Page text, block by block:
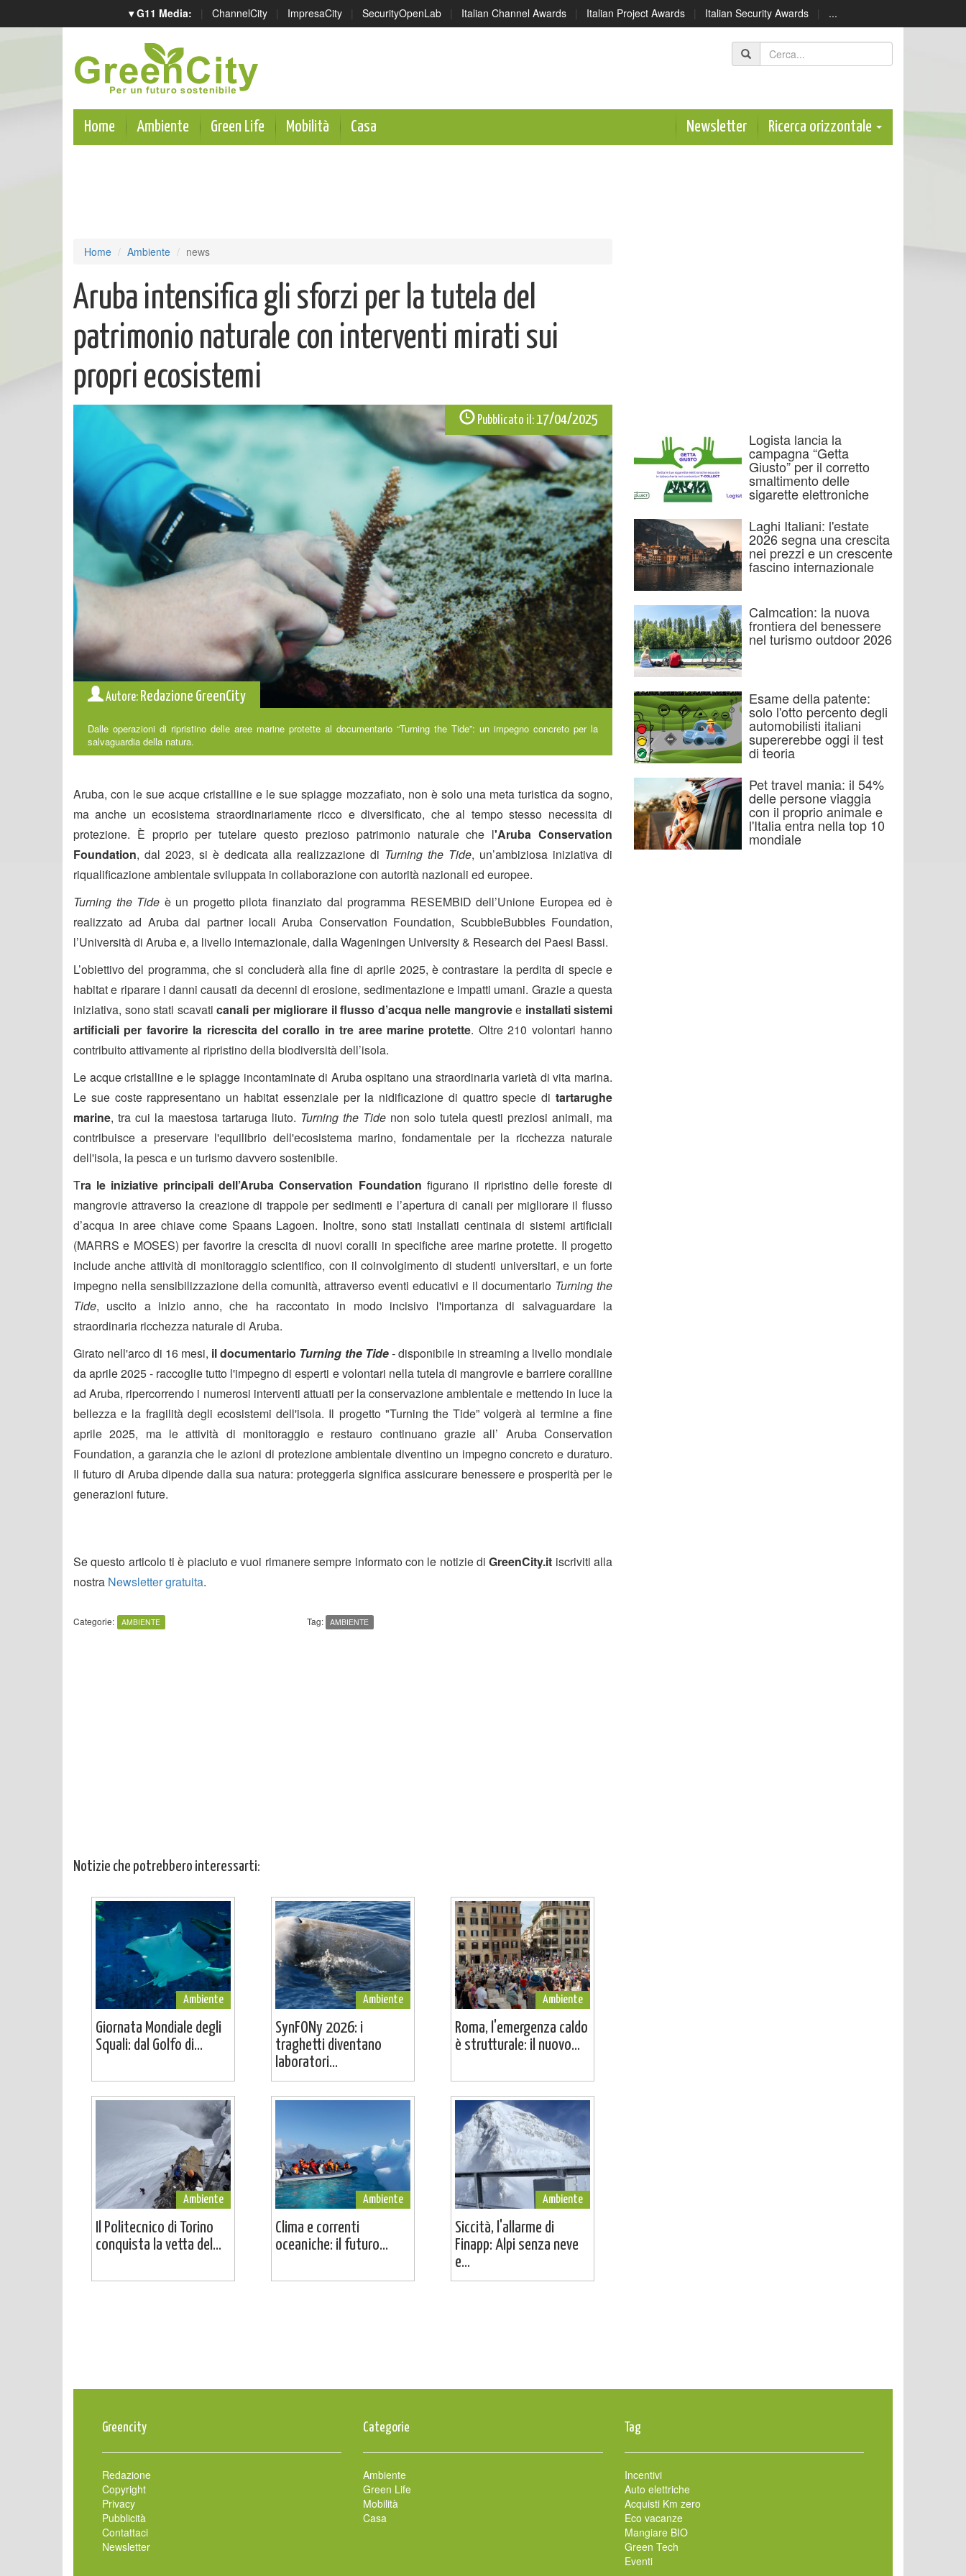
▾ G11 Media: | ChannelCity | ImpresaCity | SecurityOpenLab | Italian Channel Awards | Italian Project Awards | Italian Security Awards | ...
Home Ambiente Green Life Mobilità Casa Newsletter Ricerca orizzontale
Home Ambiente news
Aruba intensifica gli sforzi per la tutela del
patrimonio naturale con interventi mirati sui
propri ecosistemi
Pubblicato il:17/04/2025
Autore: Redazione GreenCity
Dalle operazioni di ripristino delle aree marine protette al documentario “Turning the Tide”: un impegno concreto per la
salvaguardia della natura.
Aruba, con le sue acque cristalline e le sue spiagge mozzafiato, non è solo una meta turistica da sogno,
ma anche un ecosistema straordinariamente ricco e diversificato, che al tempo stesso necessita di
protezione. È proprio per tutelare questo prezioso patrimonio naturale che l'Aruba Conservation
Foundation, dal 2023, si è dedicata alla realizzazione di Turning the Tide, un’ambiziosa iniziativa di
riqualificazione ambientale sviluppata in collaborazione con autorità nazionali ed europee.
Turning the Tide è un progetto pilota finanziato dal programma RESEMBID dell’Unione Europea ed è
realizzato ad Aruba dai partner locali Aruba Conservation Foundation, ScubbleBubbles Foundation,
l’Università di Aruba e, a livello internazionale, dalla Wageningen University & Research dei Paesi Bassi.
L’obiettivo del programma, che si concluderà alla fine di aprile 2025, è contrastare la perdita di specie e
habitat e riparare i danni causati da decenni di erosione, sedimentazione e impatti umani. Grazie a questa
iniziativa, sono stati scavati canali per migliorare il flusso d’acqua nelle mangroviee installati sistemi
artificiali per favorire la ricrescita del corallo in tre aree marine protette. Oltre 210 volontari hanno
contribuito attivamente al ripristino della biodiversità dell’isola.
Le acque cristalline e le spiagge incontaminate di Aruba ospitano una straordinaria varietà di vita marina.
Le sue coste rappresentano un habitat essenziale per la nidificazione di quattro specie di tartarughe
marine, tra cui la maestosa tartaruga liuto. Turning the Tide non solo tutela questi preziosi animali, ma
contribuisce a preservare l'equilibrio dell'ecosistema marino, fondamentale per la ricchezza naturale
dell'isola, la pesca e un turismo davvero sostenibile.
Tra le iniziative principali dell’Aruba Conservation Foundation figurano il ripristino delle foreste di
mangrovie attraverso la creazione di trappole per sedimenti e l’apertura di canali per migliorare il flusso
d’acqua in aree chiave come Spaans Lagoen. Inoltre, sono stati installati centinaia di sistemi artificiali
(MARRS e MOSES) per favorire la crescita di nuovi coralli in specifiche aree marine protette. Il progetto
include anche attività di monitoraggio scientifico, con il coinvolgimento di studenti universitari, e un forte
impegno nella sensibilizzazione della comunità, attraverso eventi educativi e il documentario Turning the
Tide, uscito a inizio anno, che ha raccontato in modo incisivo l'importanza di salvaguardare la
straordinaria ricchezza naturale di Aruba.
Girato nell'arco di 16 mesi, il documentario Turning the Tide-disponibile in streaming a livello mondiale
da aprile 2025 - raccoglie tutto l'impegno di esperti e volontari nella tutela di mangrovie e barriere coralline
ad Aruba, ripercorrendo i numerosi interventi attuati per la conservazione ambientale e mettendo in luce la
bellezza e la fragilità degli ecosistemi dell'isola. Il progetto "Turning the Tide” volgerà al termine a fine
aprile 2025, ma le attività di monitoraggio e restauro continuano grazie all’ Aruba Conservation
Foundation, a garanzia che le azioni di protezione ambientale diventino un impegno concreto e duraturo.
Il futuro di Aruba dipende dalla sua natura: proteggerla significa assicurare benessere e prosperità per le
generazioni future.
Se questo articolo ti è piaciuto e vuoi rimanere sempre informato con le notizie diGreenCity.it iscriviti alla
nostra Newsletter gratuita.
Categorie: AMBIENTE Tag: AMBIENTE
Notizie che potrebbero interessarti:
Ambiente
Giornata Mondiale degli
Squali: dal Golfo di...
Ambiente
SynFONy 2026: i
traghetti diventano
laboratori...
Ambiente
Roma, l'emergenza caldo
è strutturale: il nuovo...
Ambiente
Il Politecnico di Torino
conquista la vetta del...
Ambiente
Clima e correnti
oceaniche: il futuro...
Ambiente
Siccità, l'allarme di
Finapp: Alpi senza neve
e...
Logista lancia la
campagna “Getta
Giusto” per il corretto
smaltimento delle
sigarette elettroniche
Laghi Italiani: l'estate
2026 segna una crescita
nei prezzi e un crescente
fascino internazionale
Calmcation: la nuova
frontiera del benessere
nel turismo outdoor 2026
Esame della patente:
solo l'otto percento degli
automobilisti italiani
supererebbe oggi il test
di teoria
Pet travel mania: il 54%
delle persone viaggia
con il proprio animale e
l'Italia entra nella top 10
mondiale
Greencity
Redazione
Copyright
Privacy
Pubblicità
Contattaci
Newsletter
Categorie
Ambiente
Green Life
Mobilità
Casa
Tag
Incentivi
Auto elettriche
Acquisti Km zero
Eco vacanze
Mangiare BIO
Green Tech
Eventi